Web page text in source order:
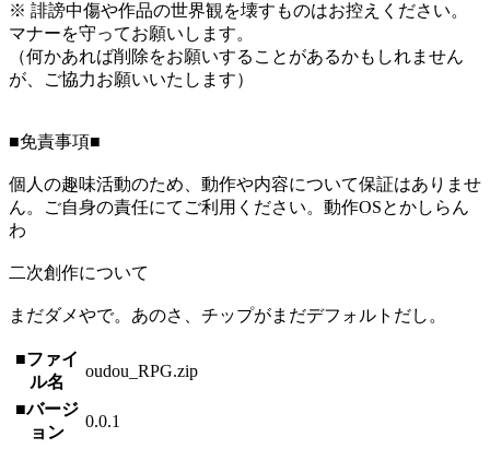
※ 誹謗中傷や作品の世界観を壊すものはお控えください。
マナーを守ってお願いします。
（何かあれば削除をお願いすることがあるかもしれません
が、ご協力お願いいたします）
■免責事項■
個人の趣味活動のため、動作や内容について保証はありませ
ん。ご自身の責任にてご利用ください。動作OSとかしらん
わ
二次創作について
まだダメやで。あのさ、チップがまだデフォルトだし。
■ファイ
ル名
oudou_RPG.zip
■バージ
ョン
0.0.1